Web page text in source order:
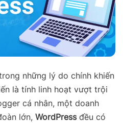
những lý do chính khiến
là tính linh hoạt vượt trội
cá nhân, một doanh
lớn, WordPressđều có